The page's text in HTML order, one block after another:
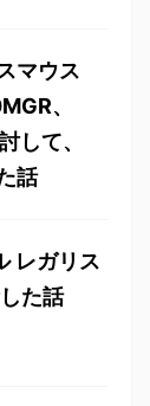
マウス
、
して、
話
レガリス
た話